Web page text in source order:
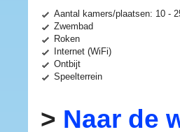
Aantal kamers/plaatsen: 10 -
Zwembad
Roken
Internet (WiFi)
Ontbijt
Speelterrein
> Naar de